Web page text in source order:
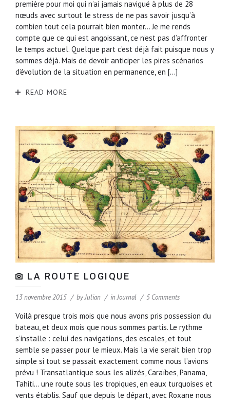
première pour moi qui n’ai jamais navigué à plus de 28
nœuds avec surtout le stress de ne pas savoir jusqu’à
combien tout cela pourrait bien monter… Je me rends
compte que ce qui est angoissant, ce n’est pas d’affronter
le temps actuel. Quelque part c’est déjà fait puisque nous y
sommes déjà. Mais de devoir anticiper les pires scénarios
d’évolution de la situation en permanence, en […]
READ MORE
LA ROUTE LOGIQUE
13 novembre 2015 byJulian inJournal 5 Comments
Voilà presque trois mois que nous avons pris possession du
bateau, et deux mois que nous sommes partis. Le rythme
s’installe : celui des navigations, des escales, et tout
semble se passer pour le mieux. Mais la vie serait bien trop
simple si tout se passait exactement comme nous l’avions
prévu ! Transatlantique sous les alizés, Caraïbes, Panama,
Tahiti… une route sous les tropiques, en eaux turquoises et
vents établis. Sauf que depuis le départ, avec Roxane nous